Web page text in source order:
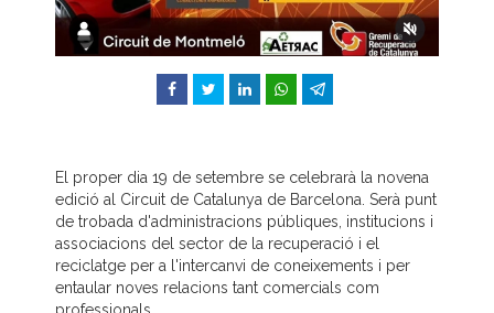
Facebook
Twitter LinkedInWhatsApp
El proper dia 19 de setembre se celebrarà la novena
edició al Circuit de Catalunya de Barcelona. Serà punt
de trobada d'administracions públiques, institucions i
associacions del sector de la recuperació i el
reciclatge per a l'intercanvi de coneixements i per
entaular noves relacions tant comercials com